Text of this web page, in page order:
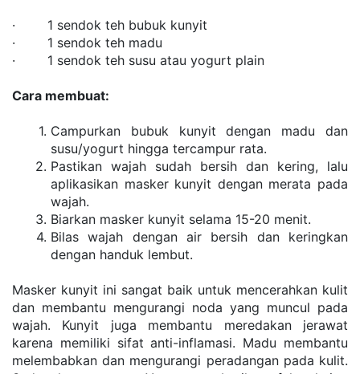
·        1 sendok teh bubuk kunyit
·        1 sendok teh madu
·        1 sendok teh susu atau yogurt plain
Cara membuat:
Campurkan bubuk kunyit dengan madu dan
susu/yogurt hingga tercampur rata.
Pastikan wajah sudah bersih dan kering, lalu
aplikasikan masker kunyit dengan merata pada
wajah.
Biarkan masker kunyit selama 15-20 menit.
Bilas wajah dengan air bersih dan keringkan
dengan handuk lembut.
Masker kunyit ini sangat baik untuk mencerahkan kulit
dan membantu mengurangi noda yang muncul pada
wajah. Kunyit juga membantu meredakan jerawat
karena memiliki sifat anti-inflamasi. Madu membantu
melembabkan dan mengurangi peradangan pada kulit.